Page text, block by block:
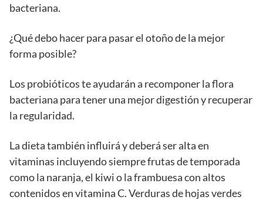
bacteriana.
¿Qué debo hacer para pasar el otoño de la mejor
forma posible?
Los probióticos te ayudarán a recomponer la flora
bacteriana para tener una mejor digestión y recuperar
la regularidad.
La dieta también influirá y deberá ser alta en
vitaminas incluyendo siempre frutas de temporada
como la naranja, el kiwi o la frambuesa con altos
contenidos en vitamina C. Verduras de hojas verdes